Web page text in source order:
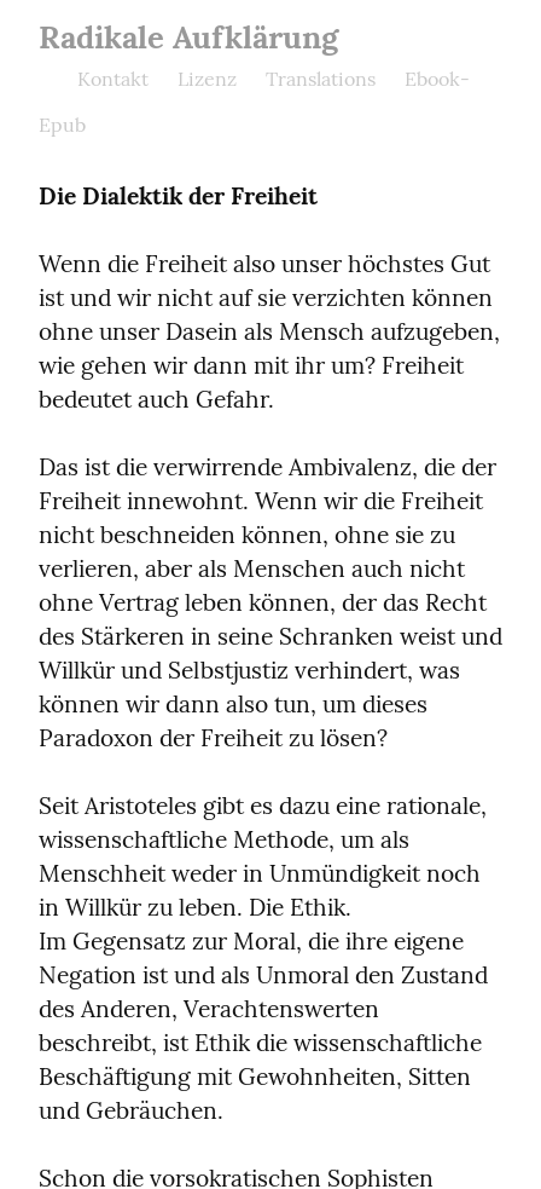
Radikale Aufklärung
Kontakt Lizenz Translations
Ebook-
Epub
Die Dialektik der Freiheit
Wenn die Freiheit also unser höchstes Gut
ist und wir nicht auf sie verzichten können
ohne unser Dasein als Mensch aufzugeben,
wie gehen wir dann mit ihr um? Freiheit
bedeutet auch Gefahr.
Das ist die verwirrende Ambivalenz, die der
Freiheit innewohnt. Wenn wir die Freiheit
nicht beschneiden können, ohne sie zu
verlieren, aber als Menschen auch nicht
ohne Vertrag leben können, der das Recht
des Stärkeren in seine Schranken weist und
Willkür und Selbstjustiz verhindert, was
können wir dann also tun, um dieses
Paradoxon der Freiheit zu lösen?
Seit Aristoteles gibt es dazu eine rationale,
wissenschaftliche Methode, um als
Menschheit weder in Unmündigkeit noch
in Willkür zu leben. Die Ethik.
Im Gegensatz zur Moral, die ihre eigene
Negation ist und als Unmoral den Zustand
des Anderen, Verachtenswerten
beschreibt, ist Ethik die wissenschaftliche
Beschäftigung mit Gewohnheiten, Sitten
und Gebräuchen.
Schon die vorsokratischen Sophisten